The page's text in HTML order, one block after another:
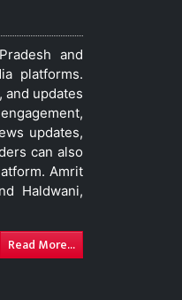
and
platforms.
updates
updates,
can also
Amrit
Haldwani,
Read More...